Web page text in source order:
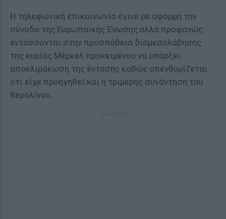
Η τηλεφωνική επικοινωνία έγινε με αφορμή την
σύνοδο της Ευρωπαϊκής Ένωσης αλλά προφανώς
εντάσσονται στην προσπάθεια διαμεσολάβησης
της κυρίας Μέρκελ προκειμένου να υπάρξει
αποκλιμάκωση της έντασης καθώς υπενθυμίζεται
ότι είχε προηγηθεί και η τριμερής συνάντηση του
Βερολίνου..